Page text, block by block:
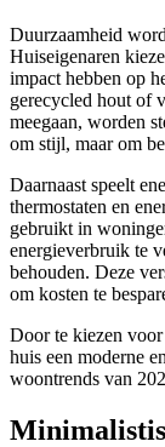
Duurzaamheid
Huiseigenaren
impact hebben op
gerecycled hout of
meegaan, worden
om stijl, maar om
Daarnaast speelt
thermostaten en
gebruikt in
energieverbruik te
behouden. Deze
om kosten te
Door te kiezen voor
huis een moderne
woontrends van